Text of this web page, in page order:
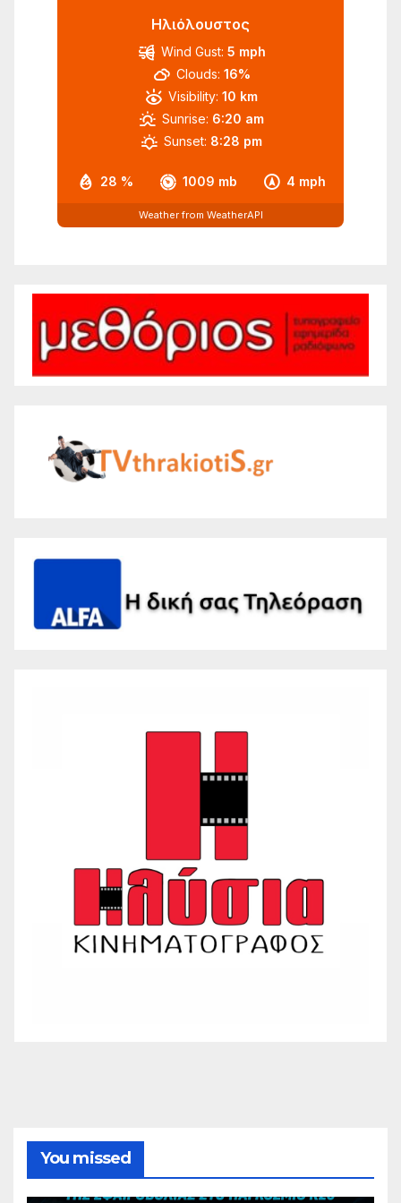
Ηλιόλουστος
28 % 1009 mb 4 mph
Wind Gust: 5 mph
Clouds: 16%
Visibility: 10 km
Sunrise: 6:20 am
Sunset: 8:28 pm
Weather from WeatherAPI
You missed